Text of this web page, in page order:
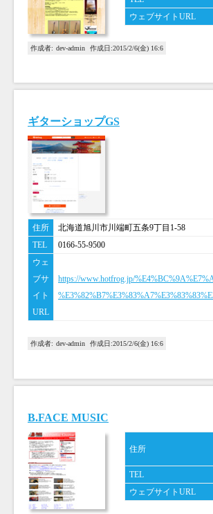
ウェブサイトURL
作成者: dev-admin 作成日:2015/2/6(金) 16:6
ギターショップGS
住所
北海道旭川市川端町五条9丁目1-58
TEL
0166-55-9500
ウェ
ブサ
イト
URL
https://www.hotfrog.jp/
作成者: dev-admin 作成日:2015/2/6(金) 16:6
B.FACE MUSIC
住所
TEL
ウェブサイトURL